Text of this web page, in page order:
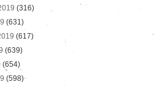
(316)
(631)
(617)
(639)
(654)
(598)